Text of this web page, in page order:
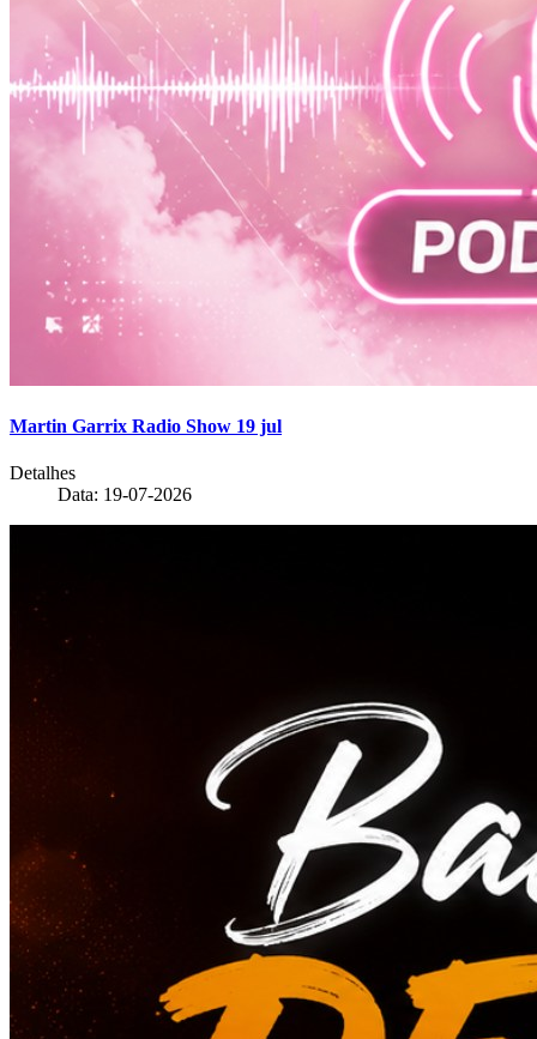
Martin Garrix Radio Show 19 jul
Detalhes
Data: 19-07-2026